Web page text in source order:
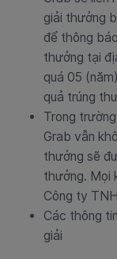
giải thưởng
để thông
thưởng tại
quá 05
quả trúng
Trong
Grab vẫn
thưởng sẽ
thưởng. Mọi
Công ty
Các thông
giải